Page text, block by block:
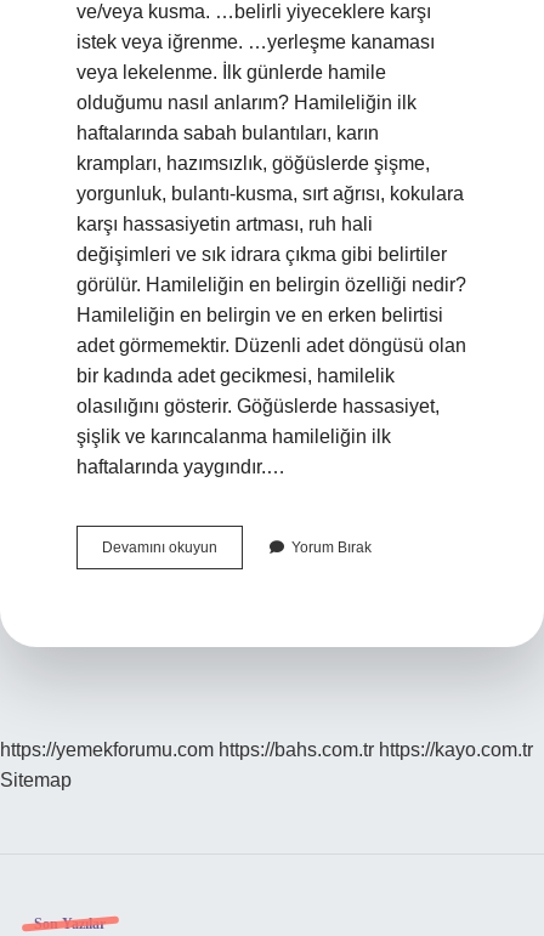
ve/veya kusma. …belirli yiyeceklere karşı
istek veya iğrenme. …yerleşme kanaması
veya lekelenme. İlk günlerde hamile
olduğumu nasıl anlarım? Hamileliğin ilk
haftalarında sabah bulantıları, karın
krampları, hazımsızlık, göğüslerde şişme,
yorgunluk, bulantı-kusma, sırt ağrısı, kokulara
karşı hassasiyetin artması, ruh hali
değişimleri ve sık idrara çıkma gibi belirtiler
görülür. Hamileliğin en belirgin özelliği nedir?
Hamileliğin en belirgin ve en erken belirtisi
adet görmemektir. Düzenli adet döngüsü olan
bir kadında adet gecikmesi, hamilelik
olasılığını gösterir. Göğüslerde hassasiyet,
şişlik ve karıncalanma hamileliğin ilk
haftalarında yaygındır.…
Devamını okuyun Hamilelikte
Ne
Yorum Bırak
https://yemekforumu.com https://bahs.com.tr https://kayo.com.tr
Sitemap
Son Yazılar